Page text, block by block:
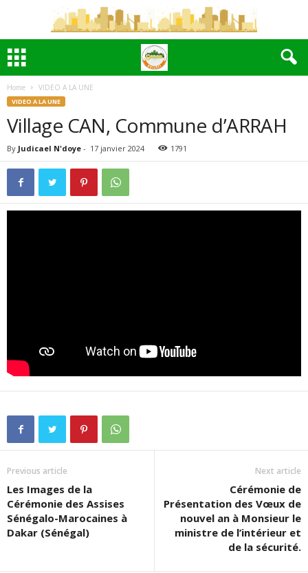
Home VIDEO A LA UNE
VIDEO A LA UNE
Village CAN, Commune d’ARRAH
By Judicael N'doye - 17 janvier 2024 1791
Previous article
Les Images de la
Cérémonie des Assises
Sénégalo-Marocaines à
Dakar (Sénégal)
Next article
Cérémonie de
Présentation des Vœux de
nouvel an à Monsieur le
ministre de l’intérieur et
de la sécurité.